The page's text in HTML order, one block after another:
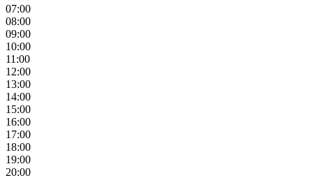
07:00
08:00
09:00
10:00
11:00
12:00
13:00
14:00
15:00
16:00
17:00
18:00
19:00
20:00